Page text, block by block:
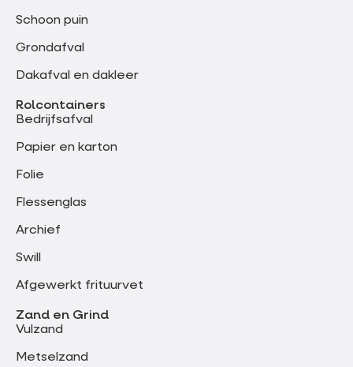
Schoon puin
Grondafval
Dakafval en dakleer
Rolcontainers
Bedrijfsafval
Papier en karton
Folie
Flessenglas
Archief
Swill
Afgewerkt frituurvet
Zand en Grind
Vulzand
Metselzand